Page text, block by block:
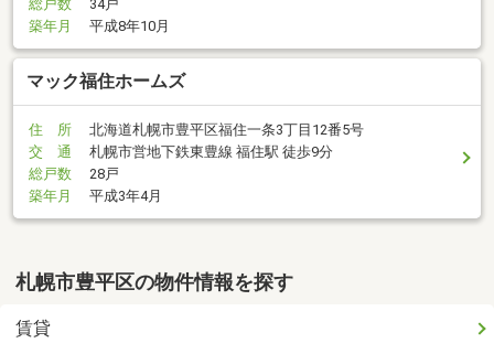
総戸数
34戸
築年月
平成8年10月
マック福住ホームズ
住 所
北海道札幌市豊平区福住一条3丁目12番5号
交 通
札幌市営地下鉄東豊線 福住駅 徒歩9分
総戸数
28戸
築年月
平成3年4月
札幌市豊平区の物件情報を探す
賃貸